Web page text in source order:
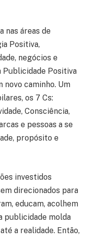
nas áreas de
Positiva,
negócios e
Publicidade Positiva
novo caminho. Um
os 7 Cs:
Consciência,
e pessoas a se
propósito e
investidos
direcionados para
educam, acolhem
publicidade molda
a realidade. Então,